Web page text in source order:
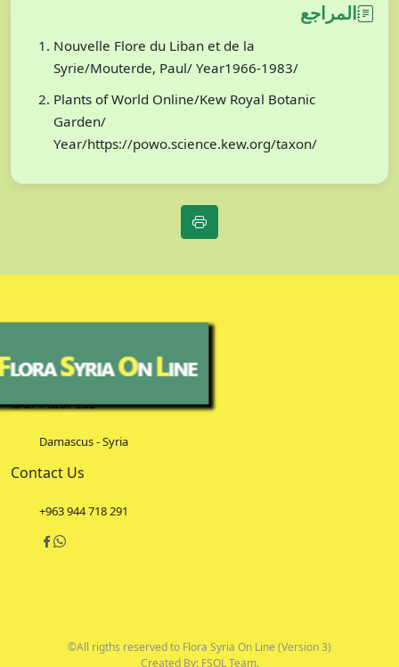
المراجع
Nouvelle Flore du Liban et de la
Syrie/Mouterde, Paul/ Year1966-1983/
Plants of World Online/Kew Royal Botanic
Garden/
Year/https://powo.science.kew.org/taxon/
Our Address
Damascus - Syria
Contact Us
+963 944 718 291
©All rigths reserved to Flora Syria On Line (Version 3)
Created By: FSOL Team.